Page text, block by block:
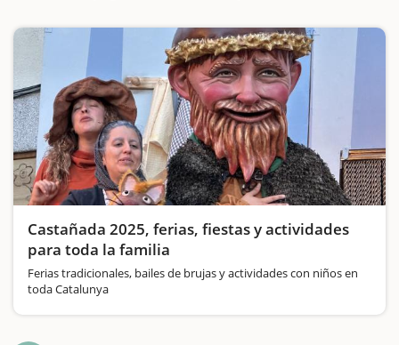
Castañada 2025, ferias, fiestas y actividades
para toda la familia
Ferias tradicionales, bailes de brujas y actividades con niños en
toda Catalunya